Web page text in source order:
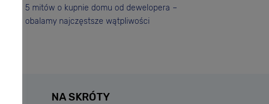
5 mitów o kupnie domu od dewelopera –
obalamy najczęstsze wątpliwości
NA SKRÓTY